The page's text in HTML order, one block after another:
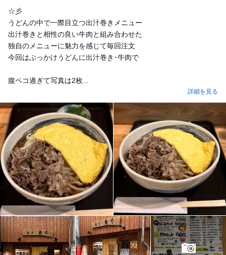
☆彡
うどんの中で一際目立つ出汁巻きメニュー
出汁巻きと相性の良い牛肉と組み合わせた
独自のメニューに魅力を感じて毎回注文
今回はぶっかけうどんに出汁巻き･牛肉で
腹ペコ過ぎて写真は2枚...
詳細を見る